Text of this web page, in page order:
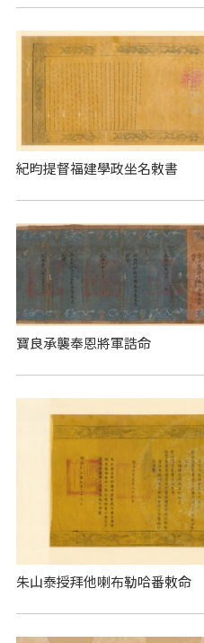
紀昀提督福建學政坐名敕書
寶良承襲奉恩將軍誥命
朱山泰授拜他喇布勒哈番敕命